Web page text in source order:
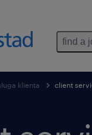
find a
klienta client